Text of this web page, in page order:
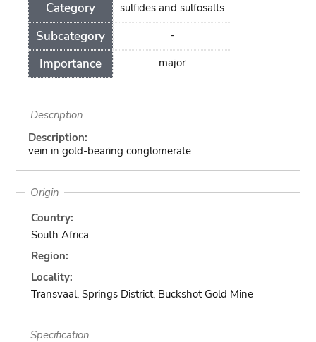
Category
Subcategory
Importance
sulfides and sulfosalts
-
major
Description
Description:
vein in gold-bearing conglomerate
Origin
Country:
South Africa
Region:
Locality:
Transvaal, Springs District, Buckshot Gold Mine
Specification